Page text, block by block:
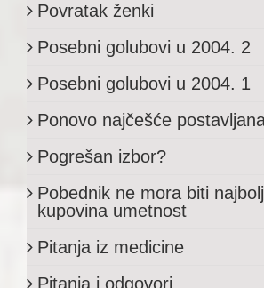
Povratak ženki
Posebni golubovi u 2004. 2
Posebni golubovi u 2004. 1
Ponovo najčešće
Pogrešan izbor?
Pobednik ne mora biti
kupovina umetnost
Pitanja iz medicine
Pitanja i odgovori